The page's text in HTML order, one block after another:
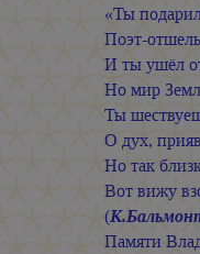
«Ты
Поэт-
И ты ушёл
Но мир
Ты
О дух,
Но так
Вот вижу
(
Памяти